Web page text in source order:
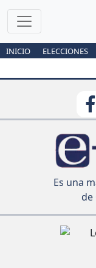
INICIO ELECCIONES
Es una
de